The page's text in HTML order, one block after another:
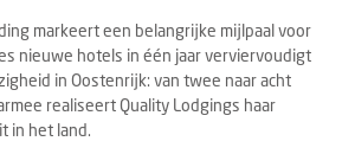
markeert een belangrijke mijlpaal voor
nieuwe hotels in één jaar verviervoudigt
in Oostenrijk: van twee naar acht
realiseert Quality Lodgings haar
in het land.